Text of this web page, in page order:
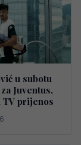
u subotu
Juventus,
TV prijenos